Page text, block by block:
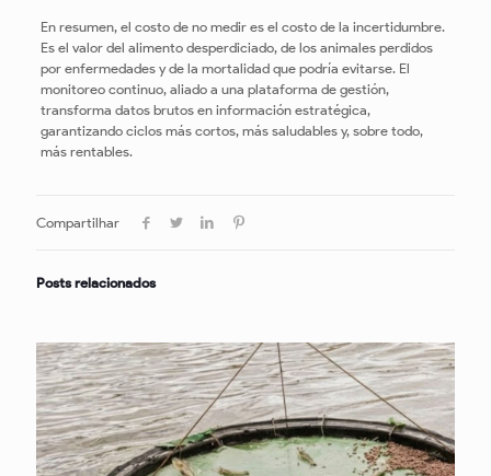
En resumen, el costo de no medir es el costo de la incertidumbre.
Es el valor del alimento desperdiciado, de los animales perdidos
por enfermedades y de la mortalidad que podría evitarse. El
monitoreo continuo, aliado a una plataforma de gestión,
transforma datos brutos en información estratégica,
garantizando ciclos más cortos, más saludables y, sobre todo,
más rentables.
Compartilhar
Posts relacionados